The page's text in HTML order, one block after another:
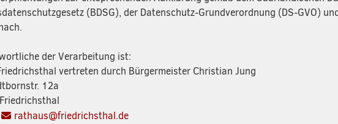
(BDSG), der Datenschutz-Grundverordnung (DS-GVO)
der Verarbeitung ist:
vertreten durch Bürgermeister Christian Jung
12a
rathaus@friedrichsthal.de